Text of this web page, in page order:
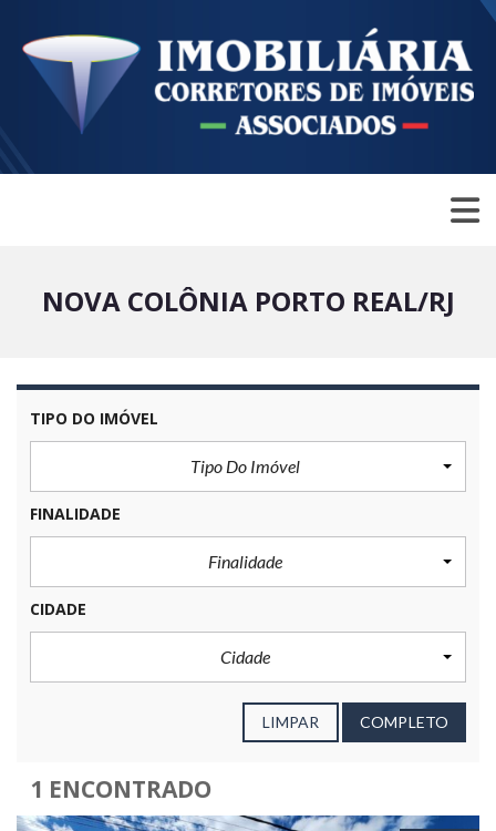
NOVA COLÔNIA PORTO REAL/RJ
TIPO DO IMÓVEL
Tipo Do Imóvel
FINALIDADE
Finalidade
CIDADE
Cidade
LIMPAR COMPLETO
1 ENCONTRADO